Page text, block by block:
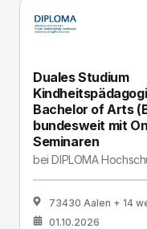
Duales Studium
Bachelor of Arts
bundesweit mit
Seminaren
beiDIPLOMA
73430 Aalen + 14
01.10.2026